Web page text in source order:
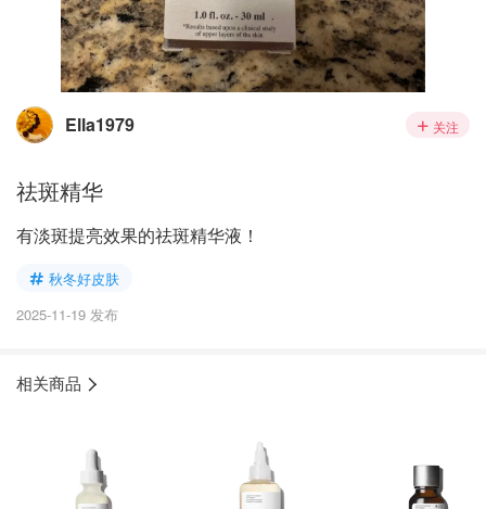
Ella1979 关注
祛斑精华
有淡斑提亮效果的祛斑精华液！
秋冬好皮肤
2025-11-19 发布
相关商品